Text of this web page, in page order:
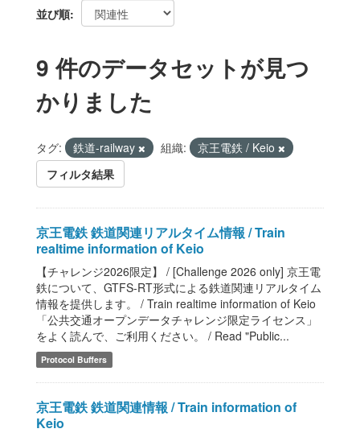
並び順
9 件のデータセットが見つ
かりました
タグ: 鉄道-railway 組織:
京王電鉄 / Keio
フィルタ結果
京王電鉄 鉄道関連リアルタイム情報 / Train
realtime information of Keio
【チャレンジ2026限定】 / [Challenge 2026 only] 京王電
鉄について、GTFS-RT形式による鉄道関連リアルタイム
情報を提供します。 / Train realtime information of Keio
「公共交通オープンデータチャレンジ限定ライセンス」
をよく読んで、ご利用ください。 / Read "Public...
Protocol Buffers
京王電鉄 鉄道関連情報 / Train information of
Keio